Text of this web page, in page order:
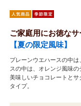
ご家庭用にお徳な
【夏の限定風味】
プレーンウエハースの中
スの中は、オレンジ風味の
美味しいチョコレートと
タイプ。